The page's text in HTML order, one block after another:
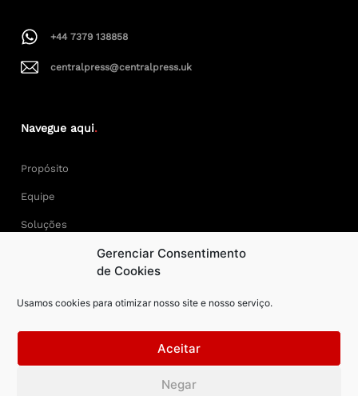
Gerenciar Consentimento
de Cookies
Usamos cookies para otimizar nosso site e nosso serviço.
Aceitar
Negar
+44 7379 138858
centralpress@centralpress.uk
Navegue aqui.
Propósito
Equipe
Soluções
Central Press – todos os direitos reservados. Developer: